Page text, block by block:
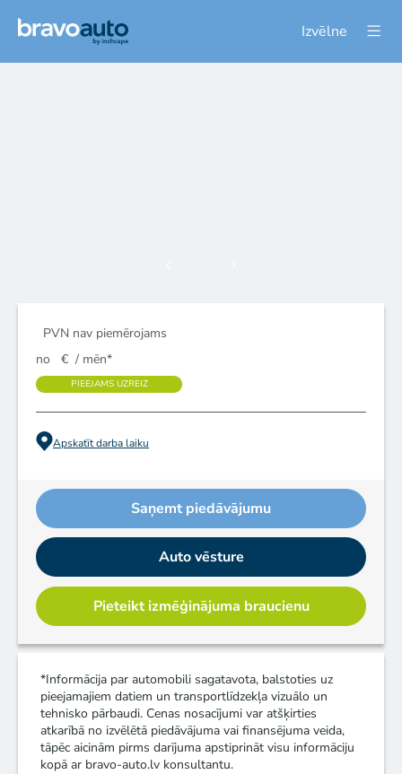
Izvēlne
PVN nav piemērojams
no
€ / mēn*
PIEEJAMS UZREIZ
Apskatīt darba laiku
Saņemt piedāvājumu
Auto vēsture
Pieteikt izmēģinājuma braucienu
*Informācija par automobili sagatavota, balstoties uz
pieejamajiem datiem un transportlīdzekļa vizuālo un
tehnisko pārbaudi. Cenas nosacījumi var atšķirties
atkarībā no izvēlētā piedāvājuma vai finansējuma veida,
tāpēc aicinām pirms darījuma apstiprināt visu informāciju
kopā ar bravo-auto.lv konsultantu.